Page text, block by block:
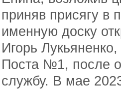
приняв присягу в
именную доску
Игорь
Поста №1, после
службу. В мае